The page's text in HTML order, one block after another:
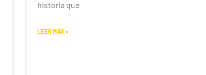
historia que
LEER MÁS »